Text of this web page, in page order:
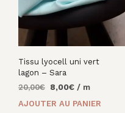
Tissu lyocell uni vert
lagon – Sara
20,00€ Le
8,00€Le/ m
AJOUTER AU PANIER